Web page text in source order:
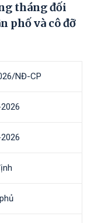
tháng đối
phố và cô đỡ
NĐ-CP